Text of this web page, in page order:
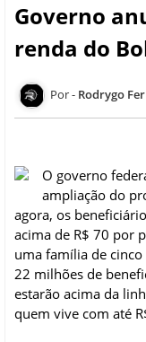
Governo
renda do
Rodrygo
O governo
ampliação do
agora, os
acima de R$ 70 por
uma família de
22 milhões de
estarão acima da
quem vive com até